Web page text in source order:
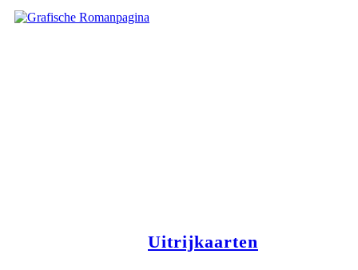
Uitrijkaarten